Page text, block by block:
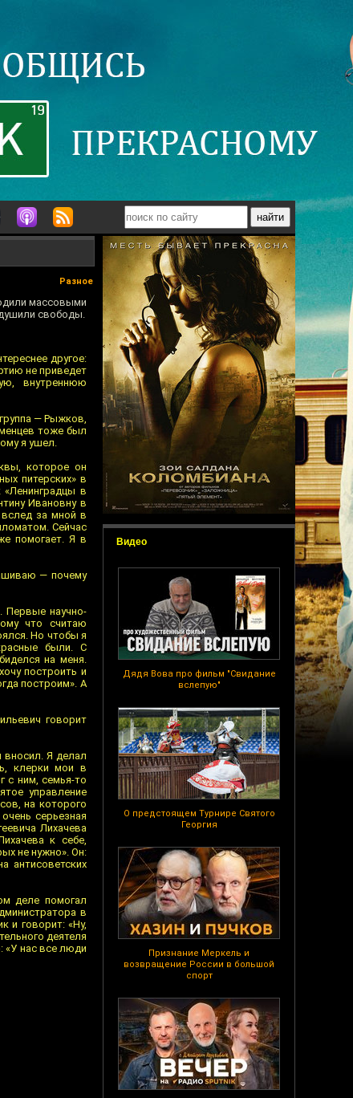
Видео
Дядя Вова про фильм "Свидание
вслепую"
О предстоящем Турнире Святого
Георгия
Признание Меркель и
возвращение России в большой
спорт
Разное
массовыми
свободы.
другое:
не приведет
внутреннюю
— Рыжков,
тоже был
я ушел.
которое он
питерских» в
в
Ивановну в
за мной в
Сейчас
помогает. Я в
— почему
Первые научно-
что считаю
Но чтобы я
были. С
на меня.
построить и
построим». А
говорит
вносил. Я делал
клерки мои в
с ним, семья-то
управление
на которого
серьезная
Лихачева
к себе,
не нужно». Он:
антисоветских
деле помогал
в
и говорит: «Ну,
деятеля
«У нас все люди